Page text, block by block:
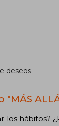
deseos
los hábitos?